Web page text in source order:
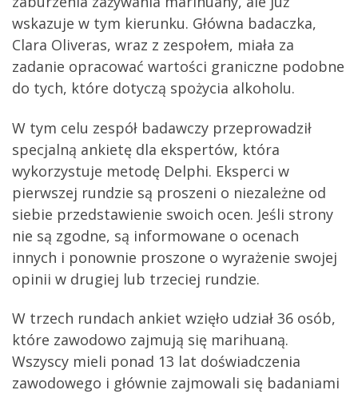
wskazuje w tym kierunku. Główna badaczka,
Clara Oliveras, wraz z zespołem, miała za
zadanie opracować wartości graniczne podobne
do tych, które dotyczą spożycia alkoholu.
W tym celu zespół badawczy przeprowadził
specjalną ankietę dla ekspertów, która
wykorzystuje metodę Delphi. Eksperci w
pierwszej rundzie są proszeni o niezależne od
siebie przedstawienie swoich ocen. Jeśli strony
nie są zgodne, są informowane o ocenach
innych i ponownie proszone o wyrażenie swojej
opinii w drugiej lub trzeciej rundzie.
W trzech rundach ankiet wzięło udział 36 osób,
które zawodowo zajmują się marihuaną.
Wszyscy mieli ponad 13 lat doświadczenia
zawodowego i głównie zajmowali się badaniami